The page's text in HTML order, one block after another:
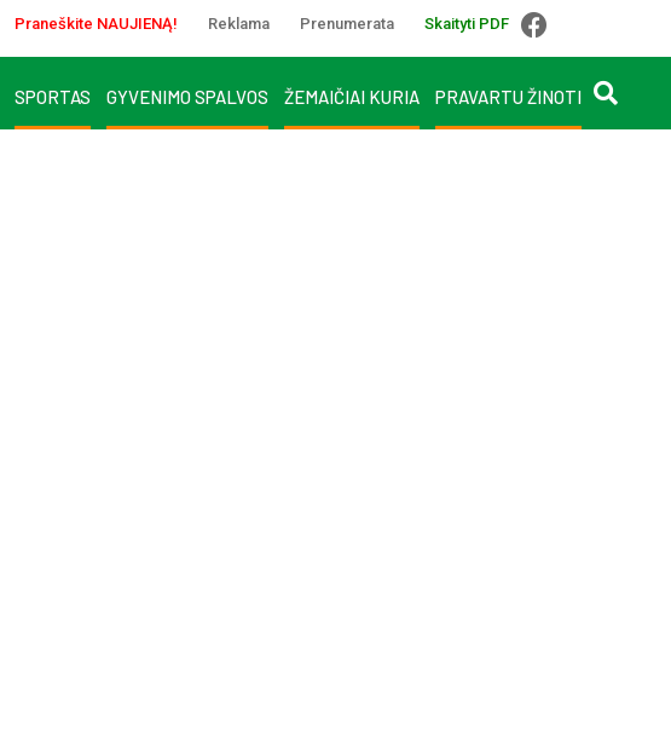
Praneškite NAUJIENĄ! Reklama Prenumerata Skaityti PDF
SPORTAS GYVENIMO SPALVOS ŽEMAIČIAI KURIA PRAVARTU ŽINOTI